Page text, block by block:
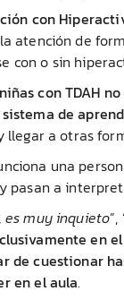
con
atención de
con o sin
con TDAH
de
a otras
una
a
es muy inquieto”,
en
de cuestionar
en el aula.